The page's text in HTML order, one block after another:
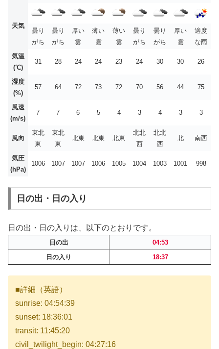
天気
曇り
がち
曇り
がち
厚い
雲
薄い
雲
薄い
雲
曇り
がち
曇り
がち
厚い
雲
適度
な雨
気温
(℃)
31 28 24 24 23 24 30 30 26
湿度
(%)
57 64 72 73 72 70 56 44 75
風速
(m/s)
7 7 6 5 4 3 4 3 3
風向
東北
東
東北
東
北東 北東 北東
北北
西
北北
西
北 南西
気圧
(hPa)
1006 1007 1007 1006 1005 1004 1003 1001 998
日の出・日の入り
日の出・日の入りは、以下のとおりです。
日の出
04:53
日の入り
18:37
■詳細（英語）
sunrise: 04:54:39
sunset: 18:36:01
transit: 11:45:20
civil_twilight_begin: 04:27:16